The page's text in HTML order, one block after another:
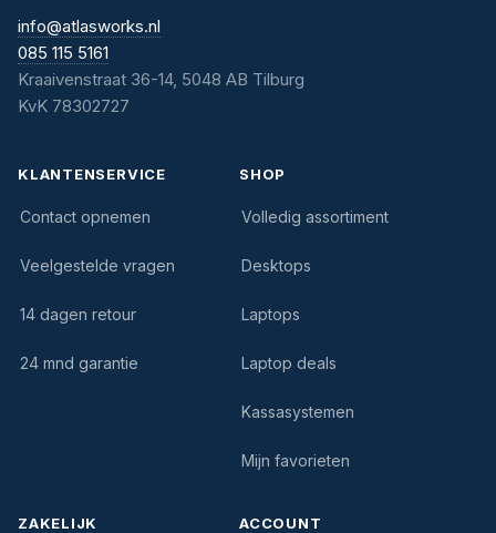
info@atlasworks.nl
085 115 5161
Kraaivenstraat 36-14, 5048 AB Tilburg
KvK 78302727
KLANTENSERVICE
Contact opnemen
Veelgestelde vragen
14 dagen retour
24 mnd garantie
SHOP
Volledig assortiment
Desktops
Laptops
Laptop deals
Kassasystemen
Mijn favorieten
ZAKELIJK ACCOUNT